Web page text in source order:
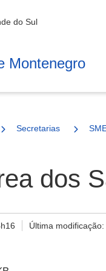
do Sul
Montenegro
Secretarias
dos
Última